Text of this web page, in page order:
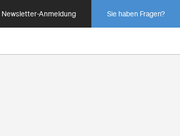
Newsletter-Anmeldung Sie haben Fragen?